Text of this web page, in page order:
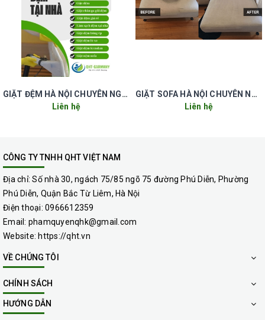
dịch vụ giặt thảm chuyên
nghiệp giá rẻ tại nam từ liêm hà nội..
Câu hỏi thường gặp:
1.Có giặt thảm tại nhà không?
- Có, QHT VIỆT NAM chuyên cung cấp dịch vụ giặt thảm tại nhà,
giặt thảm văn phòng và nhận thảm trang trí về giặt
2.Giặt thảm xong có mùi khó chịu không?
- Chúng tôi luôn sử dụng những dung dịch làm sạch gốc hữu cơ,
không gây mùi khó chịu và đặc biệt là có phun nước xả cho mùi
GIẶT ĐỆM HÀ NỘI CHUYÊN NGHIỆP UY TÍN GIÁ RẺ
Liên hệ
GIẶT SOFA HÀ NỘI CHUYÊN NGHIỆP UY TÍN GIÁ RẺ
Liên hệ
CÔNG TY TNHH QHT VIỆT NAM
Địa chỉ: Số nhà 30, ngách 75/85 ngõ 75 đường Phú Diễn, Phường
Phú Diễn, Quận Bắc Từ Liêm, Hà Nội
Điện thoại: 0966612359
Email: phamquyenqhk@gmail.com
Website: https://qht.vn
VỀ CHÚNG TÔI
CHÍNH SÁCH
HƯỚNG DẪN